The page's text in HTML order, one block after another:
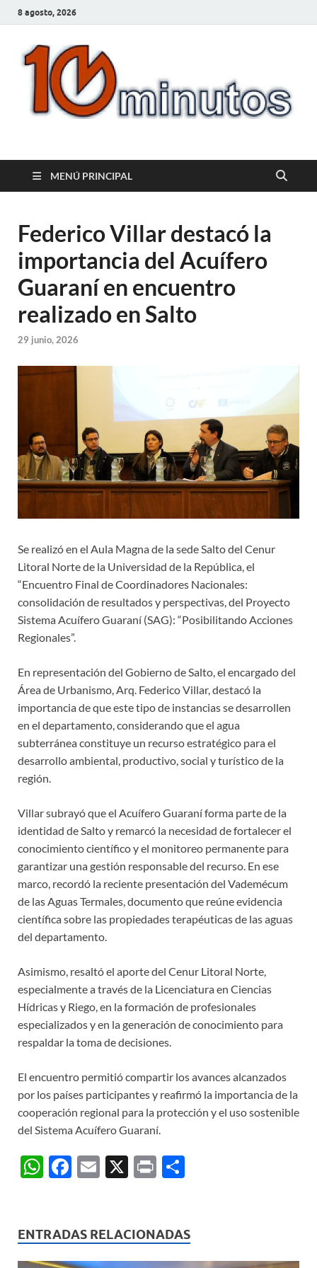
8 agosto, 2026
10minutos.com.uy
MENÚ PRINCIPAL
Federico Villar destacó la
importancia del Acuífero
Guaraní en encuentro
realizado en Salto
29 junio, 2026
Se realizó en el Aula Magna de la sede Salto del Cenur
Litoral Norte de la Universidad de la República, el
“Encuentro Final de Coordinadores Nacionales:
consolidación de resultados y perspectivas, del Proyecto
Sistema Acuífero Guaraní (SAG): “Posibilitando Acciones
Regionales”.
En representación del Gobierno de Salto, el encargado del
Área de Urbanismo, Arq. Federico Villar, destacó la
importancia de que este tipo de instancias se desarrollen
en el departamento, considerando que el agua
subterránea constituye un recurso estratégico para el
desarrollo ambiental, productivo, social y turístico de la
región.
Villar subrayó que el Acuífero Guaraní forma parte de la
identidad de Salto y remarcó la necesidad de fortalecer el
conocimiento científico y el monitoreo permanente para
garantizar una gestión responsable del recurso. En ese
marco, recordó la reciente presentación del Vademécum
de las Aguas Termales, documento que reúne evidencia
científica sobre las propiedades terapéuticas de las aguas
del departamento.
Asimismo, resaltó el aporte del Cenur Litoral Norte,
especialmente a través de la Licenciatura en Ciencias
Hídricas y Riego, en la formación de profesionales
especializados y en la generación de conocimiento para
respaldar la toma de decisiones.
El encuentro permitió compartir los avances alcanzados
por los países participantes y reafirmó la importancia de la
cooperación regional para la protección y el uso sostenible
del Sistema Acuífero Guaraní.
W
s
A
F
b
o
E
X
P
p
ar
ENTRADAS RELACIONADAS